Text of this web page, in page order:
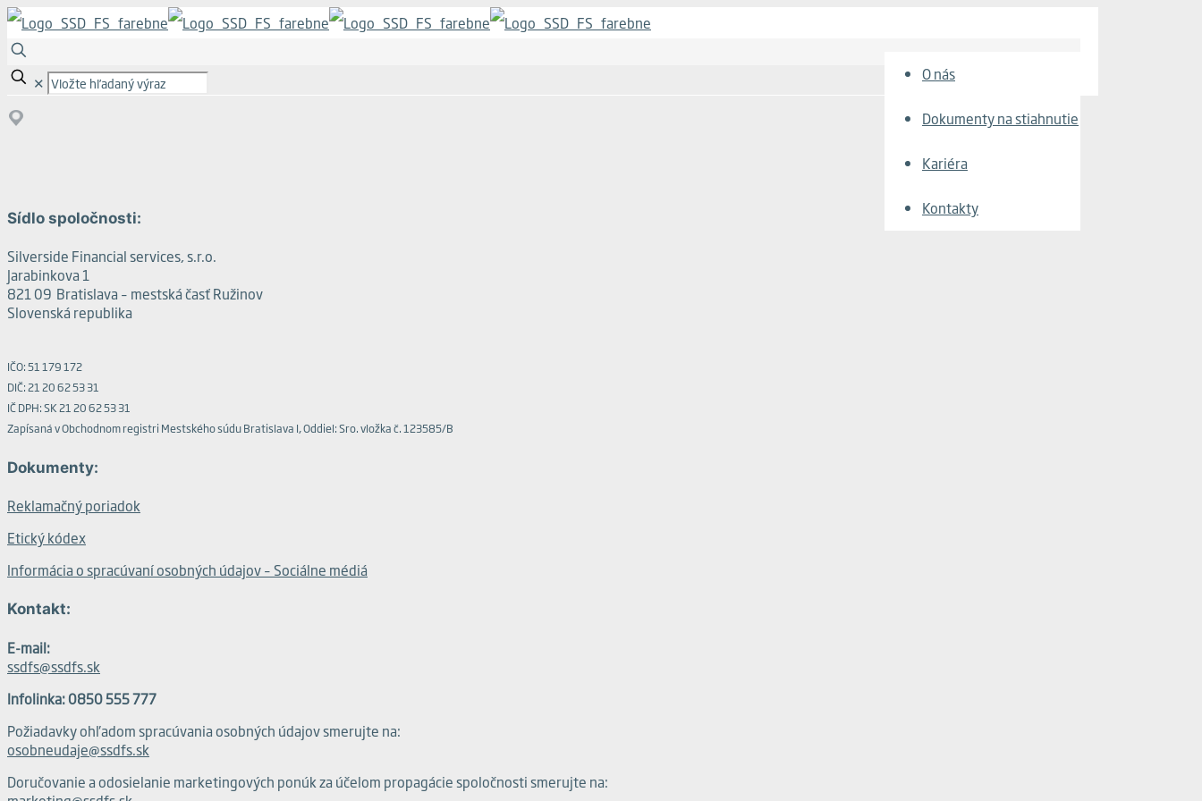
O nás
Dokumenty na stiahnutie
Kariéra
Kontakty
✕
Sídlo spoločnosti:
Silverside Financial services, s.r.o.
Jarabinkova 1
821 09 Bratislava – mestská časť Ružinov
Slovenská republika
IČO: 51 179 172
DIČ: 21 20 62 53 31
IČ DPH: SK 21 20 62 53 31
Zapísaná v Obchodnom registri Mestského súdu Bratislava I, Oddiel: Sro. vložka č. 123585/B
Dokumenty:
Reklamačný poriadok
Etický kódex
Informácia o spracúvaní osobných údajov – Sociálne médiá
Kontakt:
E-mail:
ssdfs@ssdfs.sk
Infolinka: 0850 555 777
Požiadavky ohľadom spracúvania osobných údajov smerujte na:
osobneudaje@ssdfs.sk
Doručovanie a odosielanie marketingových ponúk za účelom propagácie spoločnosti smerujte na: